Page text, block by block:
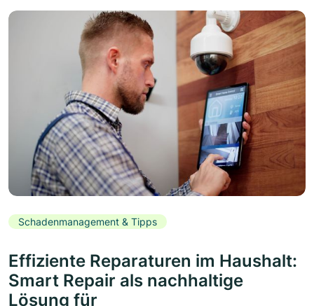
Schadenmanagement & Tipps
Effiziente Reparaturen im Haushalt:
Smart Repair als nachhaltige
Lösung für